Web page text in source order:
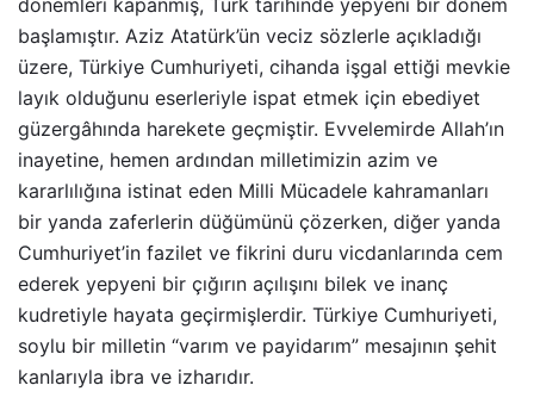
başlamıştır. Aziz Atatürk’ün veciz sözlerle açıkladığı
üzere, Türkiye Cumhuriyeti, cihanda işgal ettiği mevkie
layık olduğunu eserleriyle ispat etmek için ebediyet
güzergâhında harekete geçmiştir. Evvelemirde Allah’ın
inayetine, hemen ardından milletimizin azim ve
kararlılığına istinat eden Milli Mücadele kahramanları
bir yanda zaferlerin düğümünü çözerken, diğer yanda
Cumhuriyet’in fazilet ve fikrini duru vicdanlarında cem
ederek yepyeni bir çığırın açılışını bilek ve inanç
kudretiyle hayata geçirmişlerdir. Türkiye Cumhuriyeti,
soylu bir milletin “varım ve payidarım” mesajının şehit
kanlarıyla ibra ve izharıdır.